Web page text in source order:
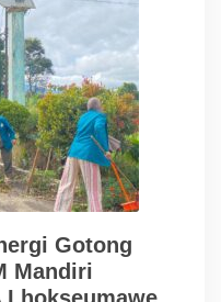
Gotong
Mandiri